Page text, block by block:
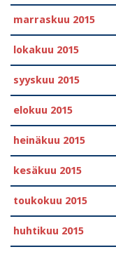
marraskuu 2015
lokakuu 2015
syyskuu 2015
elokuu 2015
heinäkuu 2015
kesäkuu 2015
toukokuu 2015
huhtikuu 2015